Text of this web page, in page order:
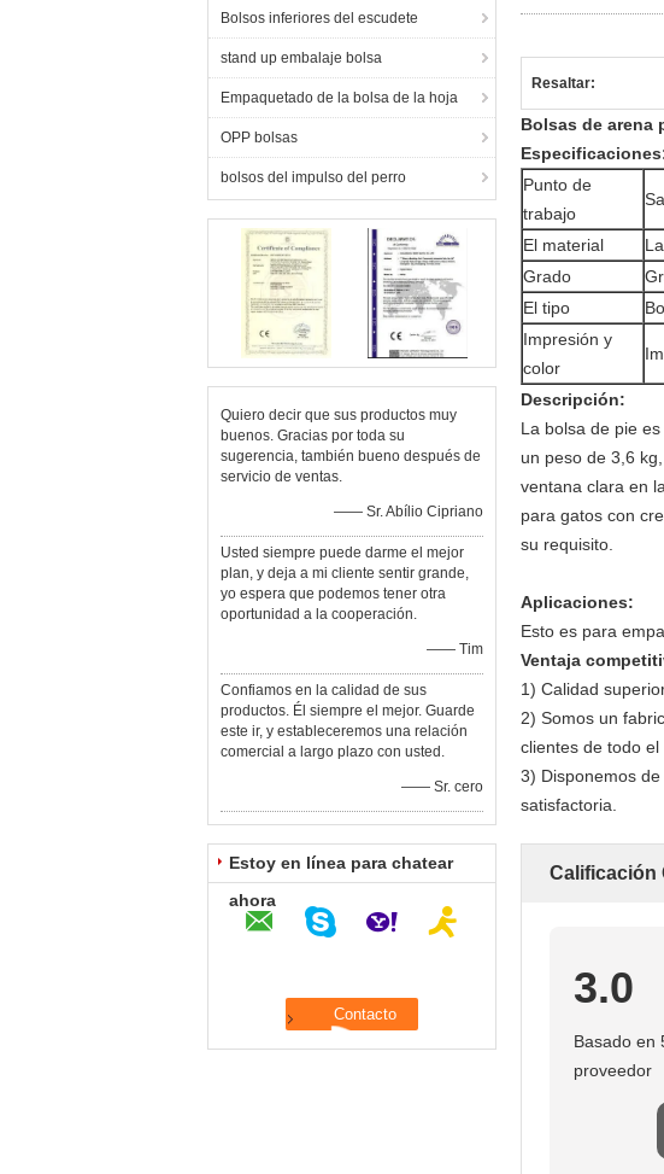
Bolsos inferiores del escudete
stand up embalaje bolsa
Empaquetado de la bolsa de la hoja
OPP bolsas
bolsos del impulso del perro
Quiero decir que sus productos muy
buenos. Gracias por toda su
sugerencia, también bueno después de
servicio de ventas.
—— Sr. Abílio Cipriano
Usted siempre puede darme el mejor
plan, y deja a mi cliente sentir grande,
yo espera que podemos tener otra
oportunidad a la cooperación.
—— Tim
Confiamos en la calidad de sus
productos. Él siempre el mejor. Guarde
este ir, y estableceremos una relación
comercial a largo plazo con usted.
—— Sr. cero
Estoy en línea para chatear
ahora
Resaltar:
Bolsas de arena
Punto de
trabajo
El material
Grado
El tipo
Impresión y
color
Descripción:
La bolsa de pie
un peso de 3,6
ventana clara en
para gatos con
su requisito.
Aplicaciones:
Esto es para
Ventaja
1) Calidad
2) Somos un
clientes de todo el
3) Disponemos
satisfactoria.
Calificación
3.0
Basado en
proveedor